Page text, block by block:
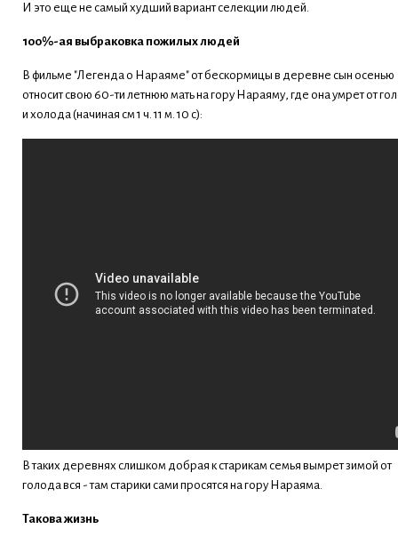
И это еще не самый худший вариант селекции людей.
100%-ая выбраковка пожилых людей
В фильме "Легенда о Нараяме" от бескормицы в деревне сын осенью
относит свою 60-ти летнюю мать на гору Нараяму, где она умрет от
и холода (начиная см 1 ч. 11 м. 10 с):
В таких деревнях слишком добрая к старикам семья вымрет зимой от
голода вся - там старики сами просятся на гору Нараяма.
Такова жизнь